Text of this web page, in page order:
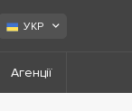
УКР
Агенції